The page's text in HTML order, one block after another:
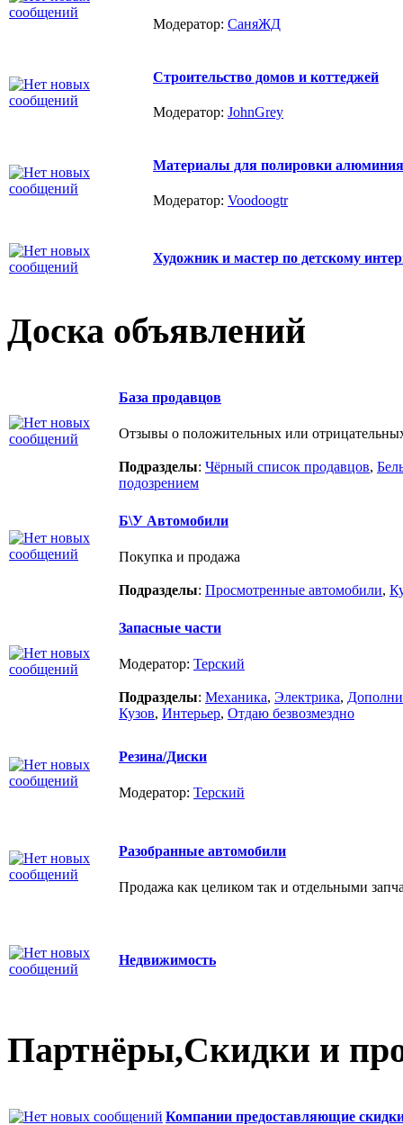
Модератор: СаняЖД
Строительство домов и коттеджей
Модератор: JohnGrey
Материалы для полировки
Модератор: Voodoogtr
Художник и мастер по детскому
Доска объявлений
База продавцов
Отзывы о положительных или
Подразделы: Чёрный список продавцов,
подозрением
Б\У Автомобили
Покупка и продажа
Подразделы: Просмотренные автомобили,
Запасные части
Модератор: Терский
Подразделы: Механика, Электрика,
Кузов, Интерьер, Отдаю безвозмездно
Резина/Диски
Модератор: Терский
Разобранные автомобили
Продажа как целиком так и отдельными
Недвижимость
Партнёры,Скидки и
Компании предоставляющие